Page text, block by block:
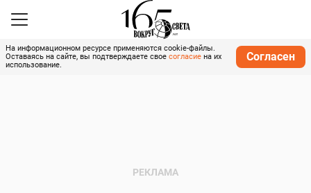
На информационном ресурсе применяются cookie-файлы.
Оставаясь на сайте, вы подтверждаете свое согласие на их
использование.
Согласен